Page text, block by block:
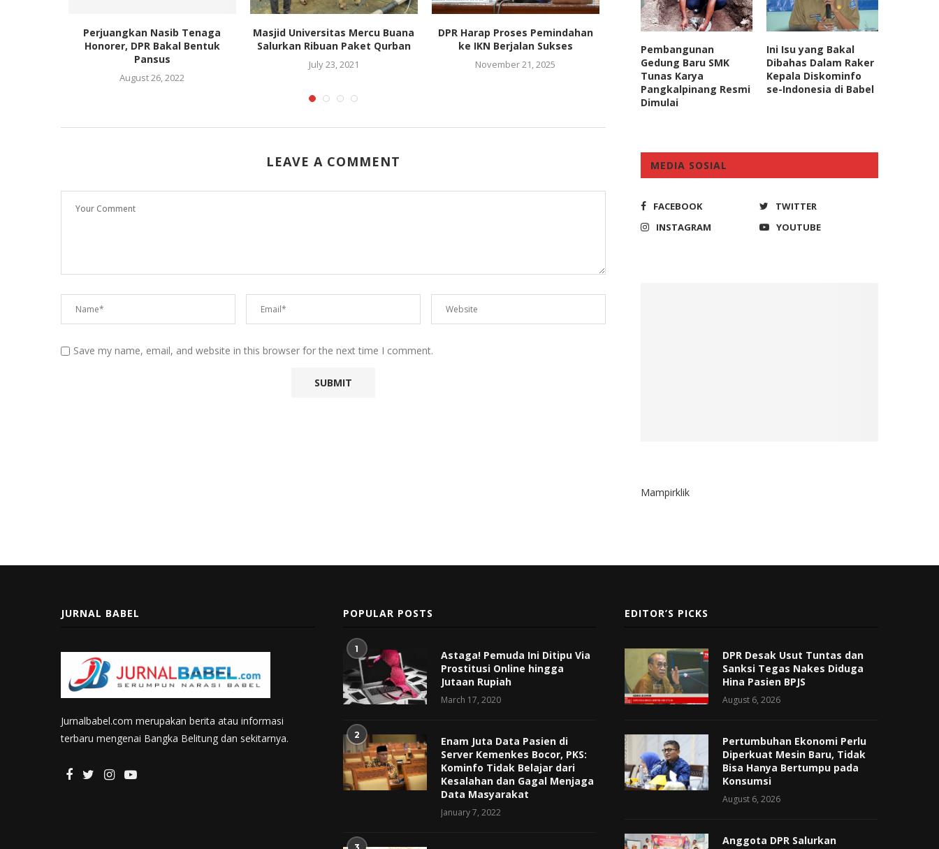
Perjuangkan Nasib Tenaga
Honorer, DPR Bakal Bentuk
Pansus
August 26, 2022
Masjid Universitas Mercu Buana
Salurkan Ribuan Paket Qurban
July 23, 2021
DPR Harap Proses Pemindahan
ke IKN Berjalan Sukses
November 21, 2025
Komisi III DPR Minta Kapolri Usut
Sindikat Izin...
June 16, 2021
Pengusaha Daerah vs
Terkaya di Indonesia,
June 15, 2024
LEAVE A COMMENT
Save my name, email, and website in this browser for the next time I comment.
Pembangunan
Gedung Baru SMK
Tunas Karya
Pangkalpinang Resmi
Dimulai
Ini Isu yang Bakal
Dibahas Dalam Raker
Kepala Diskominfo
se-Indonesia di Babel
MEDIA SOSIAL
FACEBOOK
TWITTER
INSTAGRAM
YOUTUBE
Mampirklik
JURNAL BABEL
Jurnalbabel.com merupakan berita atau informasi
terbaru mengenai Bangka Belitung dan sekitarnya.
POPULAR POSTS
1
Astaga! Pemuda Ini Ditipu Via
Prostitusi Online hingga
Jutaan Rupiah
March 17, 2020
2
Enam Juta Data Pasien di
Server Kemenkes Bocor, PKS:
Kominfo Tidak Belajar dari
Kesalahan dan Gagal Menjaga
Data Masyarakat
January 7, 2022
EDITOR’S PICKS
DPR Desak Usut Tuntas dan
Sanksi Tegas Nakes Diduga
Hina Pasien BPJS
August 6, 2026
Pertumbuhan Ekonomi Perlu
Diperkuat Mesin Baru, Tidak
Bisa Hanya Bertumpu pada
Konsumsi
August 6, 2026
Anggota DPR Salurkan